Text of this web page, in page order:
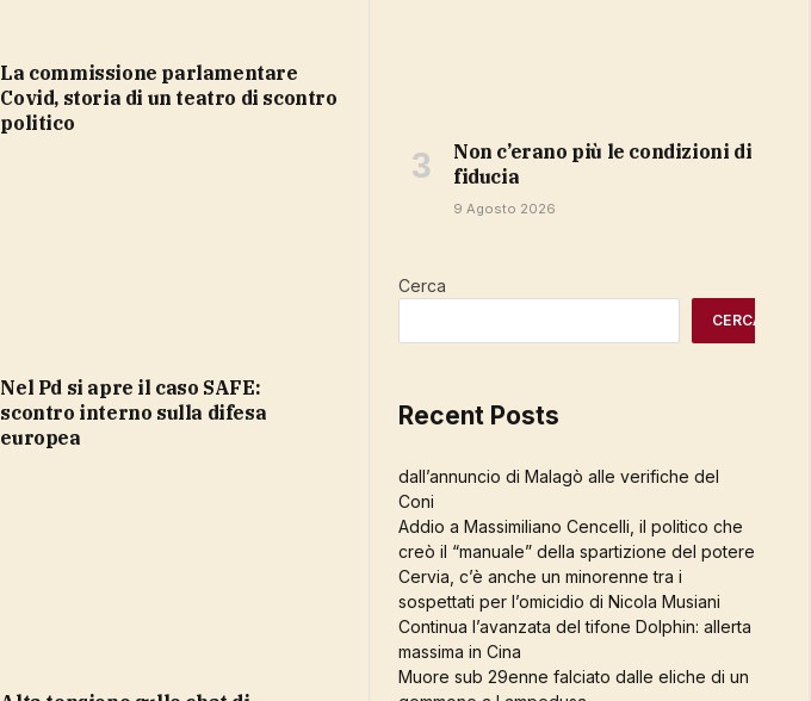
La commissione parlamentare
Covid, storia di un teatro di scontro
politico
Nel Pd si apre il caso SAFE:
scontro interno sulla difesa
europea
non c’erano più le condizioni di
fiducia
9 Agosto 2026
Cerca
CERCA
Recent Posts
dall’annuncio di Malagò alle verifiche del
Coni
Addio a Massimiliano Cencelli, il politico che
creò il “manuale” della spartizione del potere
Cervia, c’è anche un minorenne tra i
sospettati per l’omicidio di Nicola Musiani
Continua l’avanzata del tifone Dolphin: allerta
massima in Cina
Muore sub 29enne falciato dalle eliche di un